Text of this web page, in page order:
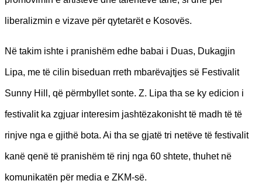
liberalizmin e vizave për qytetarët e Kosovës.
Në takim ishte i pranishëm edhe babai i Duas, Dukagjin
Lipa, me të cilin biseduan rreth mbarëvajtjes së Festivalit
Sunny Hill, që përmbyllet sonte. Z. Lipa tha se ky edicion i
festivalit ka zgjuar interesim jashtëzakonisht të madh të të
rinjve nga e gjithë bota. Ai tha se gjatë tri netëve të festivalit
kanë qenë të pranishëm të rinj nga 60 shtete, thuhet në
komunikatën për media e ZKM-së.